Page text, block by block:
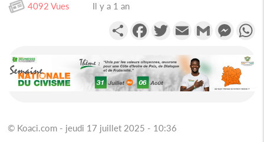
4092 Vues Il y a 1 an
PartagerFacebookTwitterEmail Gmail
© Koaci.com - jeudi 17 juillet 2025 - 10:36